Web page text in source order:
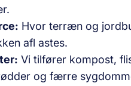
Hvor terræn og
afl astes.
Vi tilfører kompost,
og færre